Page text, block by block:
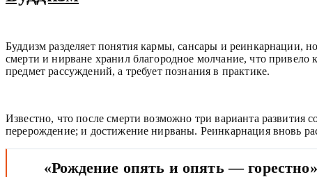
Буддизм разделяет понятия кармы, сансары и реинкарнации,
смерти и нирване хранил благородное молчание, что
предмет рассуждений, а требует познания в практике.
Известно, что после смерти возможно три варианта развития
перерождение; и достижение нирваны. Реинкарнация вновь
«Рождение опять и опять —